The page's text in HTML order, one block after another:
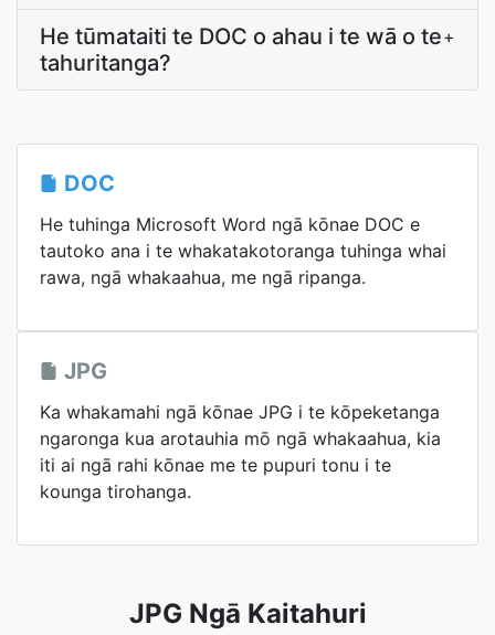
He tūmataiti te DOC o ahau i te wā o te
tahuritanga?
+
DOC
He tuhinga Microsoft Word ngā kōnae DOC e
tautoko ana i te whakatakotoranga tuhinga whai
rawa, ngā whakaahua, me ngā ripanga.
JPG
Ka whakamahi ngā kōnae JPG i te kōpeketanga
ngaronga kua arotauhia mō ngā whakaahua, kia
iti ai ngā rahi kōnae me te pupuri tonu i te
kounga tirohanga.
JPG Ngā Kaitahuri